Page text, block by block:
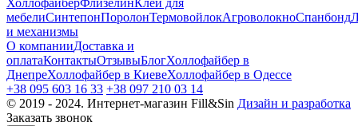
ХоллофайберФлизелинКлей для
мебелиСинтепонПоролонТермовойлокАгроволокноСпанбонд
и механизмы
О компанииДоставка и
оплатаКонтактыОтзывыБлогХоллофайбер в
ДнепреХоллофайбер в КиевеХоллофайбер в Одессе
+38 095 603 16 33 +38 097 210 03 14
© 2019 - 2024. Интернет-магазин Fill&Sin Дизайн и разработка
Заказать звонок